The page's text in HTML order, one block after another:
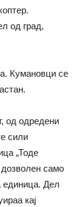
од град,
Кумановци се
од одредени
сили
„Тоде
само
единица. Дел
кај